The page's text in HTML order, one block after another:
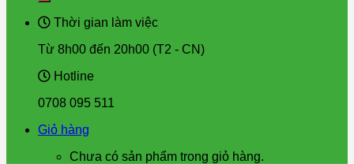
Thời gian làm việc
Từ 8h00 đến 20h00 (T2 - CN)
Hotline
0708 095 511
Giỏ hàng
Chưa có sản phẩm trong giỏ hàng.